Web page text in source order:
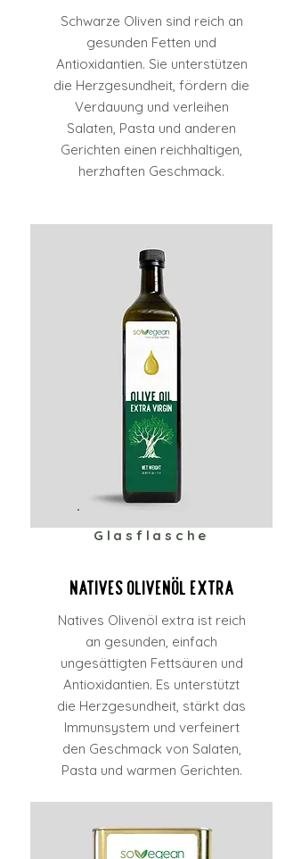
Schwarze Oliven sind reich an
gesunden Fetten und
Antioxidantien. Sie unterstützen
die Herzgesundheit, fördern die
Verdauung und verleihen
Salaten, Pasta und anderen
Gerichten einen reichhaltigen,
herzhaften Geschmack.
Glasflasche
Natives Olivenöl extra
Natives Olivenöl extra ist reich
an gesunden, einfach
ungesättigten Fettsäuren und
Antioxidantien. Es unterstützt
die Herzgesundheit, stärkt das
Immunsystem und verfeinert
den Geschmack von Salaten,
Pasta und warmen Gerichten.